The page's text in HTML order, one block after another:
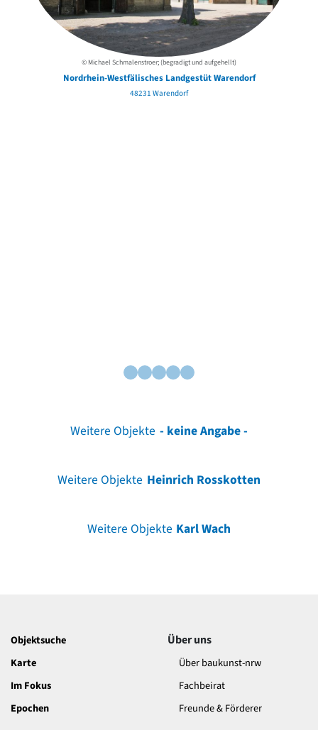
© Michael Schmalenstroer; (begradigt und aufgehellt)
Nordrhein-Westfälisches Landgestüt Warendorf
48231 Warendorf
Weitere Objekte - keine Angabe -
Weitere Objekte Heinrich Rosskotten
Weitere Objekte Karl Wach
Objektsuche
Karte
Im Fokus
Epochen
Über uns
Über baukunst-nrw
Fachbeirat
Freunde & Förderer